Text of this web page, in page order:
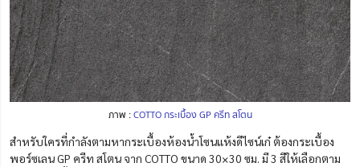
ภาพ :COTTO กระเบื้อง GP ครีท สโตน
สำหรับใครที่กำลังตามหากระเบื้องห้องน้ำโซนแห้งดีไซน์เก๋ ต้องกระเบื้อง
พอร์ซเลน GP ครีท สโตน จาก COTTO ขนาด 30×30 ซม. มี 3 สีให้เลือกตาม